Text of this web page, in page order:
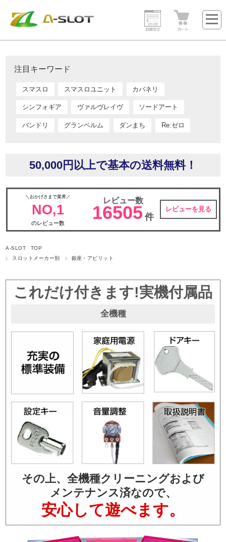
注目キーワード
スマスロ スマスロユニット カバネリ
シンフォギア ヴァルヴレイヴ ソードアート
バンドリ グランベルム ダンまち Re:ゼロ
50,000円以上で基本の送料無料！
＼おかげさまで業界／
NO,1
のレビュー数
レビュー数
16505 件
レビューを見る
A-SLOT TOP
スロットメーカー別
銀座・アビリット
これだけ付きます!実機付属品
全機種
その上、全機種クリーニングおよび
メンテナンス済なので、
安心して遊べます。